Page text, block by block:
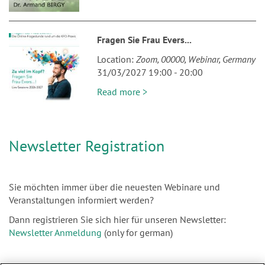
Fragen Sie Frau Evers...
Location Zoom 00000 Webinar Germany
31/03/2027 19:00 - 20:00
Read more >
Newsletter Registration
Sie möchten immer über die neuesten Webinare und
Veranstaltungen informiert werden?
Dann registrieren Sie sich hier für unseren Newsletter:
Newsletter Anmeldung (only for german)